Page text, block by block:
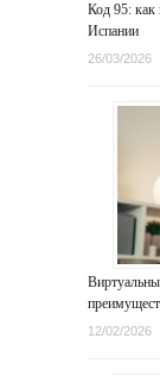
Код 95: как
Испании
26/03/2026
12/02/2026